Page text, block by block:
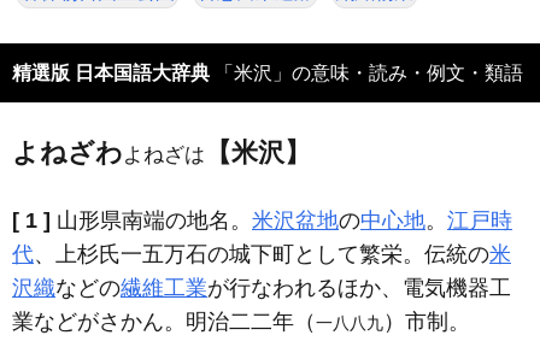
精選版 日本国語大辞典 「米沢」の意味・読み・例文・類語
よねざわよねざは 【米沢】
[ 1 ] 山形県南端の地名。 米沢盆地の中心地。 江戸時
代、上杉氏一五万石の城下町として繁栄。伝統の米
沢織などの繊維工業が行なわれるほか、電気機器工
業などがさかん。明治二二年（一八八九）市制。